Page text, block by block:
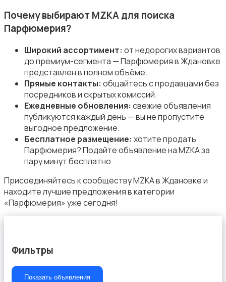
Средства для гигиены
Другое
Почему выбирают MZKA для поиска
Парфюмерия?
Широкий ассортимент: от недорогих вариантов
до премиум-сегмента — Парфюмерия в Ждановке
представлен в полном объёме.
Прямые контакты: общайтесь с продавцами без
посредников и скрытых комиссий.
Ежедневные обновления: свежие объявления
публикуются каждый день — вы не пропустите
выгодное предложение.
Бесплатное размещение: хотите продать
Парфюмерия? Подайте объявление на MZKA за
пару минут бесплатно.
Присоединяйтесь к сообществу MZKA в Ждановке и
находите лучшие предложения в категории
«Парфюмерия» уже сегодня!
Фильтры
Показать объявления